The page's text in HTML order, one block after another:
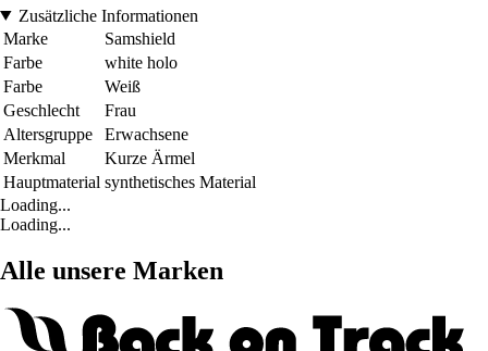
Zusätzliche Informationen
Marke
Samshield
Farbe
white holo
Farbe
Weiß
Geschlecht
Frau
Altersgruppe
Erwachsene
Merkmal
Kurze Ärmel
Hauptmaterial synthetisches Material
Loading...
Loading...
Alle unsere Marken